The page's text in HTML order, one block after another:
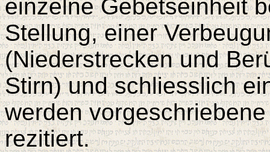
einzelne Gebetseinheit
Stellung, einer
(Niederstrecken und
Stirn) und schliesslich
werden
rezitiert.